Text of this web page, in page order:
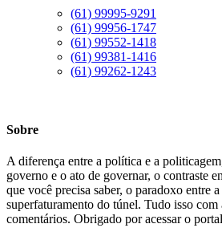
(61) 99995-9291
(61) 99956-1747
(61) 99552-1418
(61) 99381-1416
(61) 99262-1243
Sobre
A diferença entre a política e a
governo e o ato de governar, o contraste
que você precisa saber, o paradoxo entre
superfaturamento do túnel. Tudo isso
comentários. Obrigado por acessar o